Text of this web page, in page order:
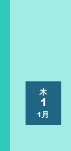
木
1
1月